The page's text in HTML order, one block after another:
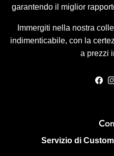
garantendo il miglior
Immergiti nella nostra
indimenticabile, con la
a prezzi
Servizio di